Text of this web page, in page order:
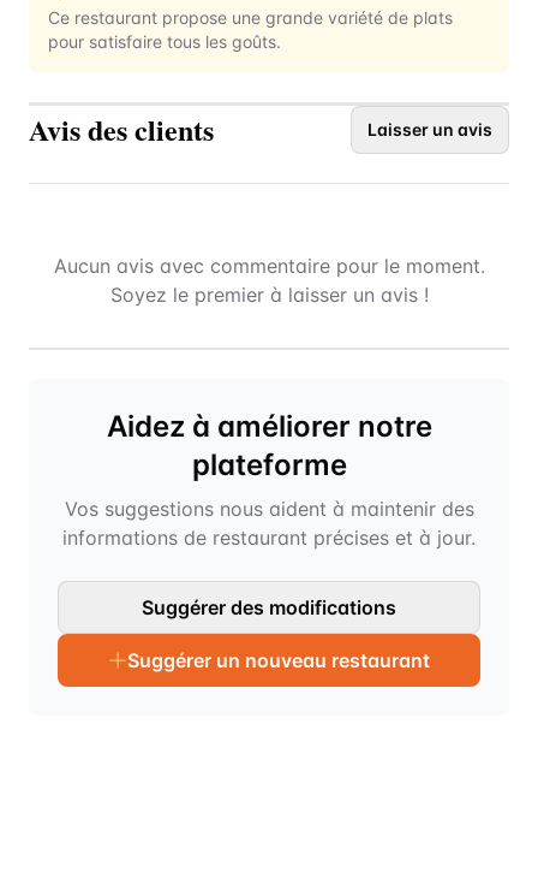
Ce restaurant propose une grande variété de plats
pour satisfaire tous les goûts.
Avis des clients Laisser un avis
Aucun avis avec commentaire pour le moment.
Soyez le premier à laisser un avis !
Aidez à améliorer notre
plateforme
Vos suggestions nous aident à maintenir des
informations de restaurant précises et à jour.
Suggérer des modifications
Suggérer un nouveau restaurant